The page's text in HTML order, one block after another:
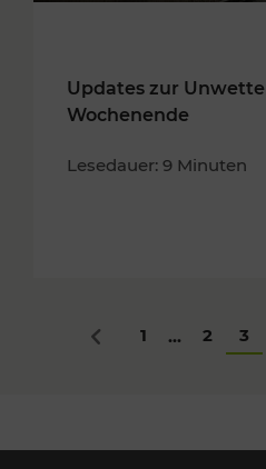
Updates zur
Wochenende
Lesedauer: 9 Minuten
Zurück
1 ... 2 3